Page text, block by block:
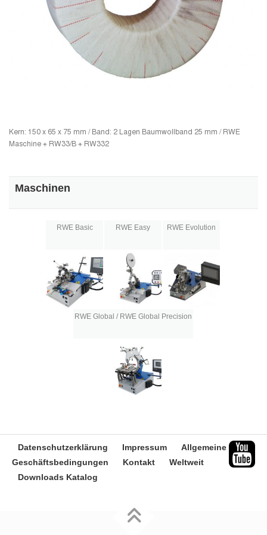
Kern: 150 x 65 x 75 mm / Band: 2 Lagen Baumwollband 25 mm / RWE
Maschine + RW33/B + RW332
Maschinen
RWE Basic RWE Easy RWE Evolution
RWE Global / RWE Global Precision
Datenschutzerklärung Impressum
Allgemeine
Geschäftsbedingungen
Kontakt
Weltweit
Downloads Katalog